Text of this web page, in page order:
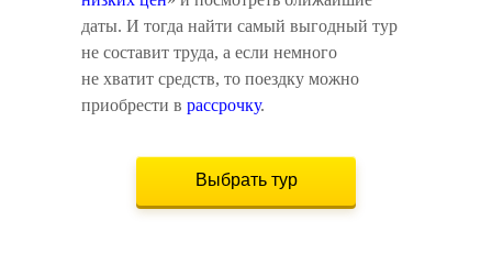
даты. И тогда найти самый выгодный тур
не составит труда, а если немного
не хватит средств, то поездку можно
приобрести в рассрочку.
Выбрать тур